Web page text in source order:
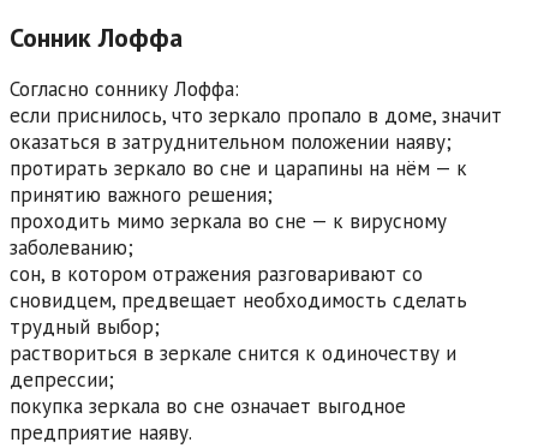
Сонник Лоффа
Согласно соннику Лоффа:
если приснилось, что зеркало пропало в доме, значит
оказаться в затруднительном положении наяву;
протирать зеркало во сне и царапины на нём — к
принятию важного решения;
проходить мимо зеркала во сне — к вирусному
заболеванию;
сон, в котором отражения разговаривают со
сновидцем, предвещает необходимость сделать
трудный выбор;
раствориться в зеркале снится к одиночеству и
депрессии;
покупка зеркала во сне означает выгодное
предприятие наяву.